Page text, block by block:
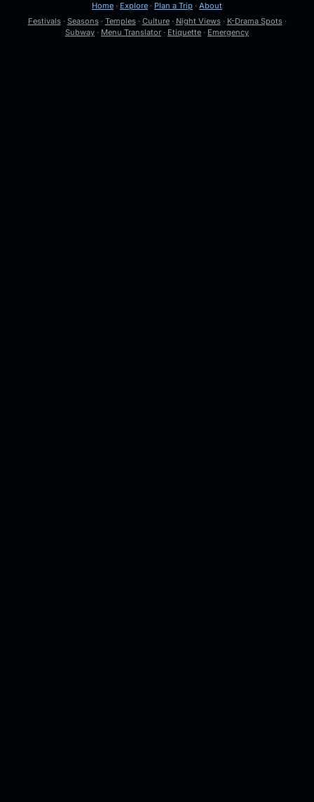
Home · Explore · Plan a Trip · About
Festivals· Seasons· Temples· Culture· Night Views· K-Drama Spots·
Subway · Menu Translator · Etiquette · Emergency